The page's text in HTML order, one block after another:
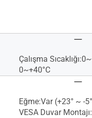
Çalışma
0~+40°C
Eğme:Var (+23° ~ -
VESA Duvar